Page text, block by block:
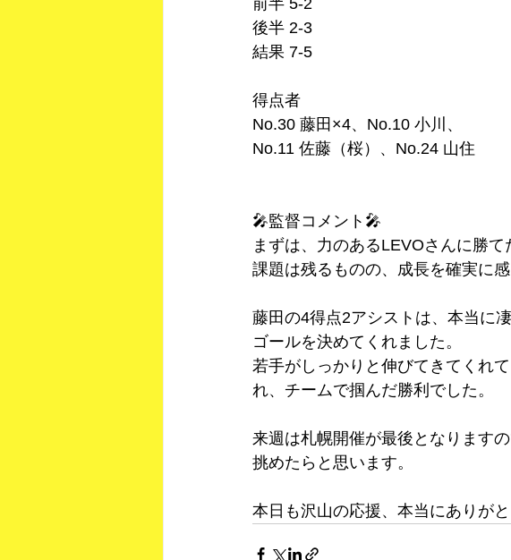
前半 5-2
後半 2-3
結果 7-5
得点者
No.30 藤田×4、No.10 小川、
No.11 佐藤（桜）、No.24 山住
🎤監督コメント🎤
まずは、力のあるLEVOさんに勝て
課題は残るものの、成長を確実に
藤田の4得点2アシストは、本当に
ゴールを決めてくれました。
若手がしっかりと伸びてきてくれ
れ、チームで掴んだ勝利でした。
来週は札幌開催が最後となります
挑めたらと思います。
本日も沢山の応援、本当にありが